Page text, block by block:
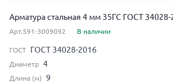
Арматура стальная 4 мм 35ГС ГОСТ 34028-
Арт.591-3009092 В наличии
ГОСТ ГОСТ 34028-2016
Диаметр 4
Длина (м) 9